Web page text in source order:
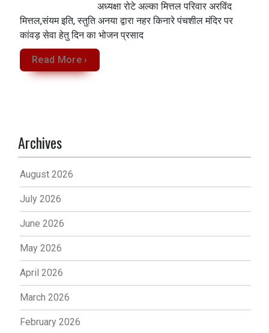
अध्यक्षा रोटे अल्का मित्तल परिवार अरविंद
मित्तल,संयम इति, स्तुति अनया द्वारा नहर किनारे पंचशील मंदिर पर
कांवड़ सेवा‌ हेतु दिन का भोजन प्रसाद
Read More ›
Archives
August 2026
July 2026
June 2026
May 2026
April 2026
March 2026
February 2026